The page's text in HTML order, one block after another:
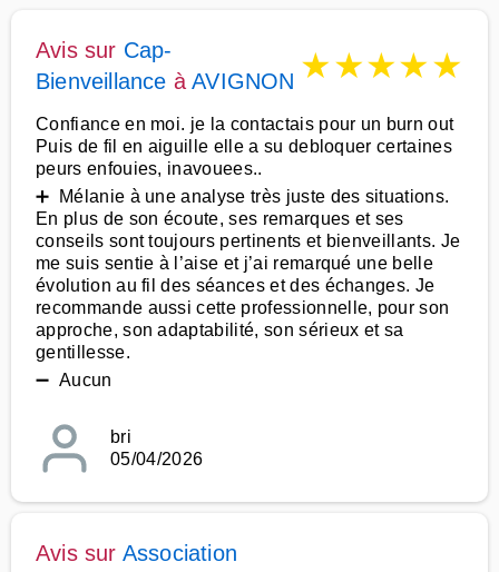
Avis sur Cap-
Bienveillance àAVIGNON ★★★★★
Confiance en moi. je la contactais pour un burn out
Puis de fil en aiguille elle a su debloquer certaines
peurs enfouies, inavouees..
➕ Mélanie à une analyse très juste des situations.
En plus de son écoute, ses remarques et ses
conseils sont toujours pertinents et bienveillants. Je
me suis sentie à l’aise et j’ai remarqué une belle
évolution au fil des séances et des échanges. Je
recommande aussi cette professionnelle, pour son
approche, son adaptabilité, son sérieux et sa
gentillesse.
➖ Aucun
bri
05/04/2026
Avis sur Association